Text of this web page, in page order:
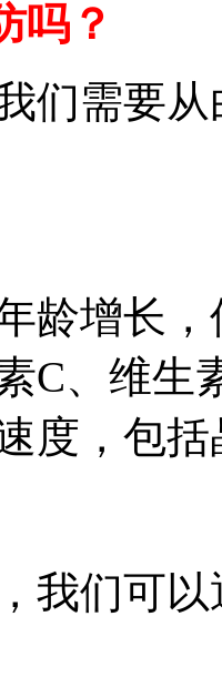
吗？
们需要
龄增长
C、维生
度，包
我们可